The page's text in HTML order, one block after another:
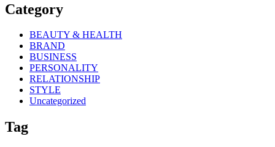
Category
BEAUTY & HEALTH
BRAND
BUSINESS
PERSONALITY
RELATIONSHIP
STYLE
Uncategorized
Tag